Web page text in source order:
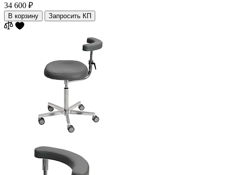
34 600 ₽
В корзину Запросить КП